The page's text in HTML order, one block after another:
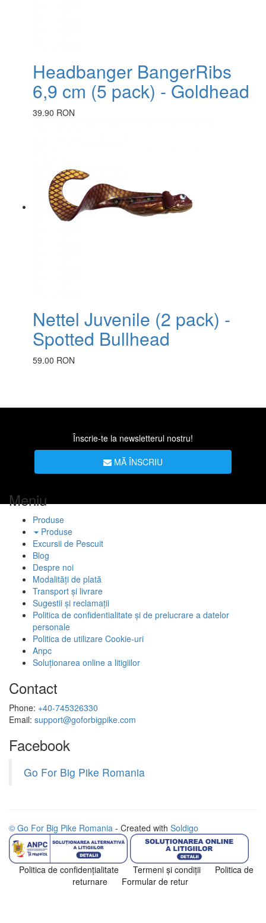
Headbanger BangerRibs
6,9 cm (5 pack) - Goldhead
39.90 RON
Nettel Juvenile (2 pack) -
Spotted Bullhead
59.00 RON
Înscrie-te la newsletterul nostru!
MĂ ÎNSCRIU
Meniu
Produse
Produse
Excursii de Pescuit
Blog
Despre noi
Modalități de plată
Transport și livrare
Sugestii și reclamații
Politica de confidentialitate și de prelucrare a datelor
personale
Politica de utilizare Cookie-uri
Anpc
Soluționarea online a litigiilor
Contact
Phone: +40-745326330
Email: support@goforbigpike.com
Facebook
Go For Big Pike Romania
© Go For Big Pike Romania - Created with Soldigo
Politica de confidenţialitate Termeni şi condiţii
Politica de
returnare
Formular de retur